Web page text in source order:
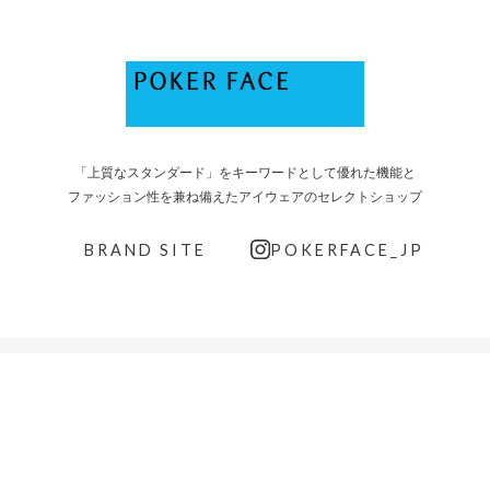
「上質なスタンダード」をキーワードとして優れた機能と
ファッション性を兼ね備えたアイウェアのセレクトショップ
BRAND SITE POKERFACE_JP